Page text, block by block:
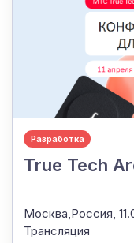
Разработка
True Tech
Москва,Россия,
Трансляция